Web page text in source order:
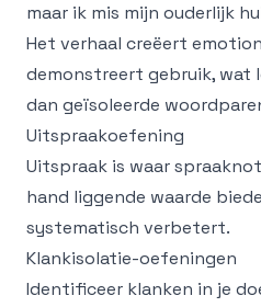
maar ik mis mijn ouderlijk
Het verhaal creëert
demonstreert gebruik,
dan geïsoleerde
Uitspraakoefening
Uitspraak is waar
hand liggende waarde
systematisch verbetert.
Klankisolatie-oefeningen
Identificeer klanken in je